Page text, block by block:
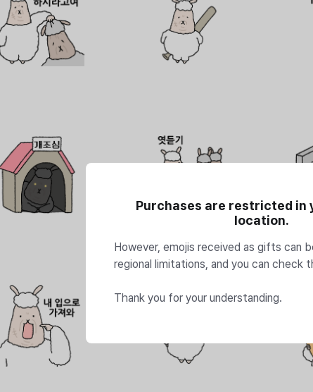
Purchases are restricted in
location.
However, emojis received as gifts can
regional limitations, and you can check
Thank you for your understanding.